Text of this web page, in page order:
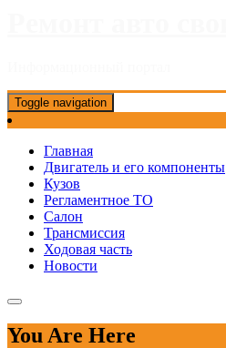
Toggle navigation
Главная
Двигатель и его компоненты
Кузов
Регламентное ТО
Салон
Трансмиссия
Ходовая часть
Новости
You Are Here